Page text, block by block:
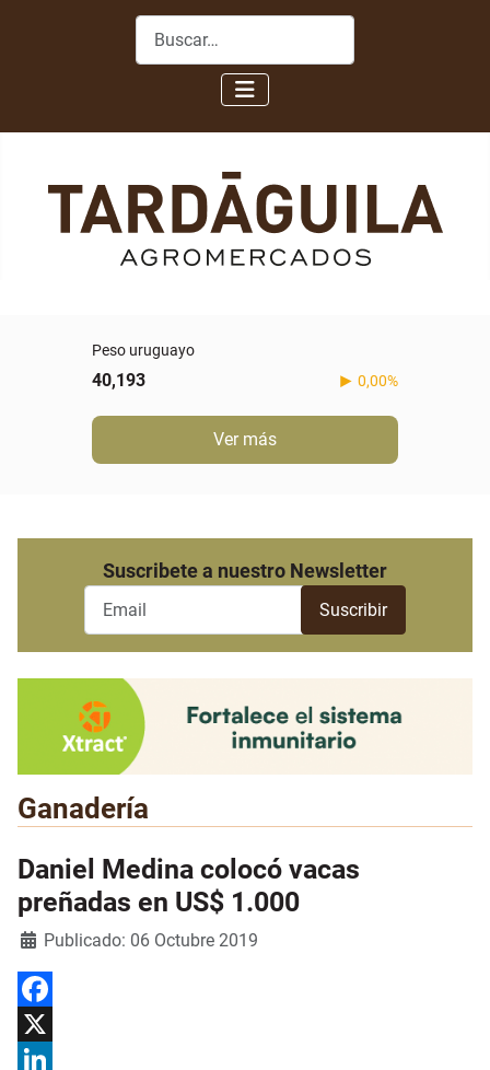
Buscar
Peso uruguayo
40,193 0,00%
Ver más
Suscribete a nuestro Newsletter
Ganadería
Daniel Medina colocó vacas
preñadas en US$ 1.000
Detalles
Publicado: 06 Octubre 2019
Facebook
X